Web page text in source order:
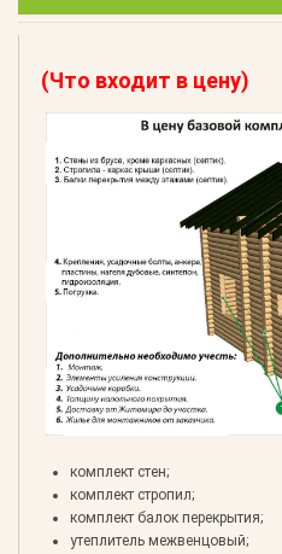
(Что входит в цену)
комплект стен;
комплект стропил;
комплект балок перекрытия;
утеплитель межвенцовый;